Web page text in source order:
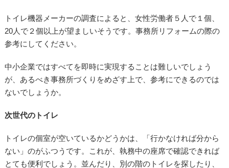
トイレ機器メーカーの調査によると、女性労働者５人で１個、
20人で２個以上が望ましいそうです。事務所リフォームの際の
参考にしてください。
中小企業ではすべてを即時に実現することは難しいでしょう
が、あるべき事務所づくりをめざす上で、参考にできるのでは
ないでしょうか。
次世代のトイレ
トイレの個室が空いているかどうかは、「行かなければ分から
ない」のがふつうです。これが、執務中の座席で確認できれば
とても便利でしょう。並んだり、別の階のトイレを探したり、